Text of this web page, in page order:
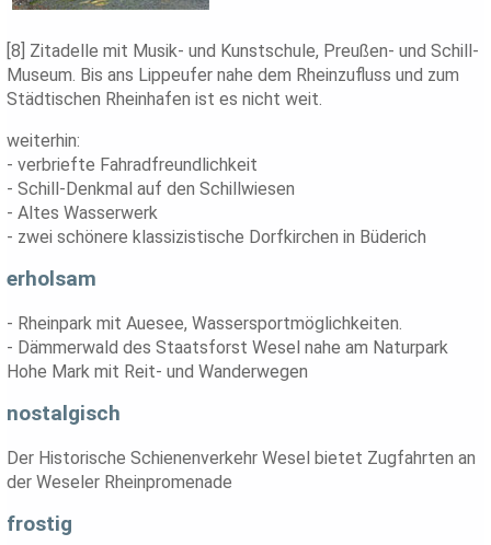
[8] Zitadelle mit Musik- und Kunstschule, Preußen- und Schill-
Museum. Bis ans Lippeufer nahe dem Rheinzufluss und zum
Städtischen Rheinhafen ist es nicht weit.
weiterhin:
- verbriefte Fahradfreundlichkeit
- Schill-Denkmal auf den Schillwiesen
- Altes Wasserwerk
- zwei schönere klassizistische Dorfkirchen in Büderich
erholsam
- Rheinpark mit Auesee, Wassersportmöglichkeiten.
- Dämmerwald des Staatsforst Wesel nahe am Naturpark
Hohe Mark mit Reit- und Wanderwegen
nostalgisch
Der Historische Schienenverkehr Wesel bietet Zugfahrten an
der Weseler Rheinpromenade
frostig